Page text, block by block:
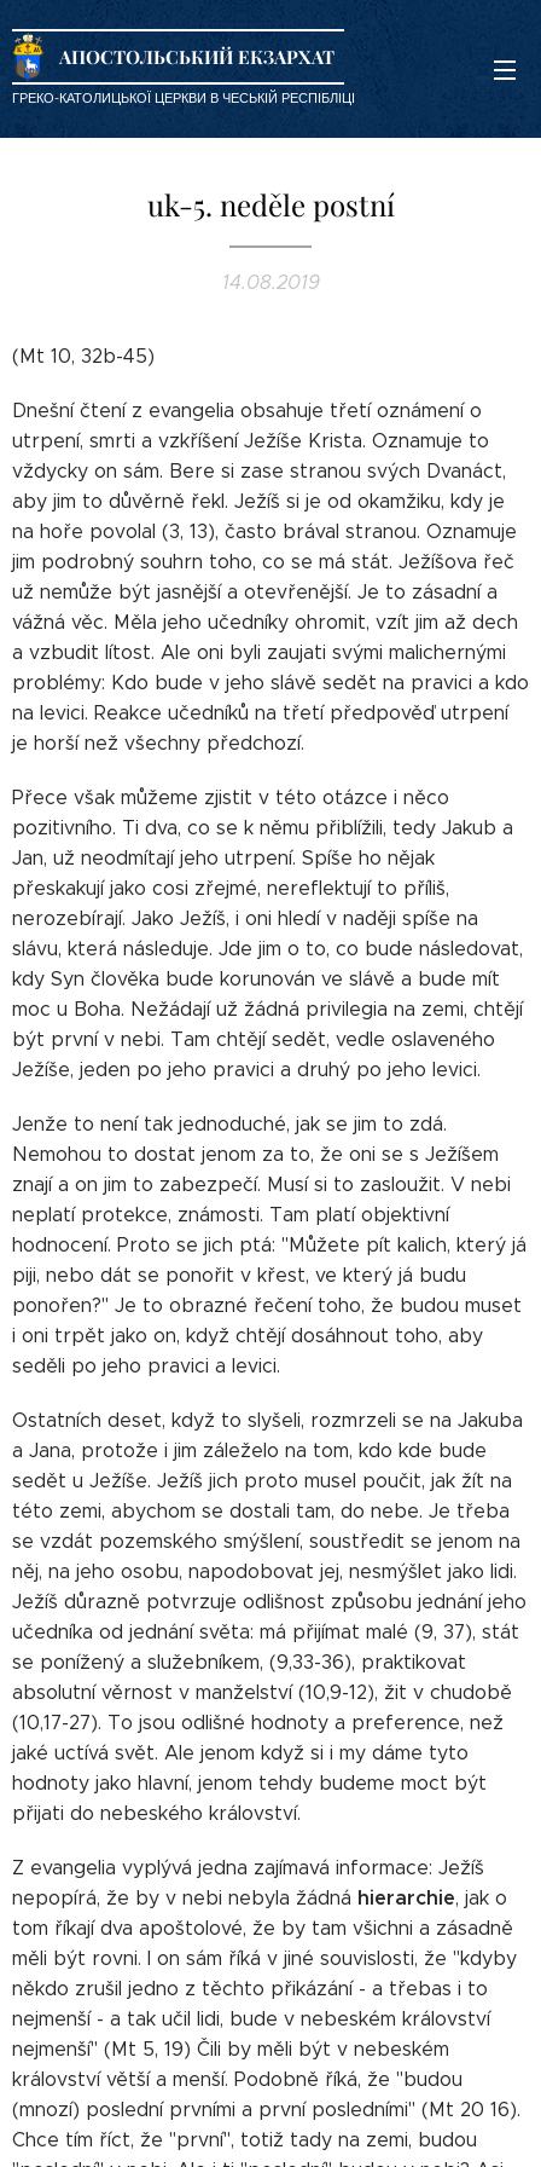
АПОСТОЛЬСЬКИЙ ЕКЗАРХАТ
ГРЕКО-КАТОЛИЦЬКОЇ ЦЕРКВИ В ЧЕСЬКІЙ РЕСПІБЛІЦІ
uk-5. neděle postní
14.08.2019
(Mt 10, 32b-45)
Dnešní čtení z evangelia obsahuje třetí oznámení o
utrpení, smrti a vzkříšení Ježíše Krista. Oznamuje to
vždycky on sám. Bere si zase stranou svých Dvanáct,
aby jim to důvěrně řekl. Ježíš si je od okamžiku, kdy je
na hoře povolal (3, 13), často brával stranou. Oznamuje
jim podrobný souhrn toho, co se má stát. Ježíšova řeč
už nemůže být jasnější a otevřenější. Je to zásadní a
vážná věc. Měla jeho učedníky ohromit, vzít jim až dech
a vzbudit lítost. Ale oni byli zaujati svými malichernými
problémy: Kdo bude v jeho slávě sedět na pravici a kdo
na levici. Reakce učedníků na třetí předpověď utrpení
je horší než všechny předchozí.
Přece však můžeme zjistit v této otázce i něco
pozitivního. Ti dva, co se k němu přiblížili, tedy Jakub a
Jan, už neodmítají jeho utrpení. Spíše ho nějak
přeskakují jako cosi zřejmé, nereflektují to příliš,
nerozebírají. Jako Ježíš, i oni hledí v naději spíše na
slávu, která následuje. Jde jim o to, co bude následovat,
kdy Syn člověka bude korunován ve slávě a bude mít
moc u Boha. Nežádají už žádná privilegia na zemi, chtějí
být první v nebi. Tam chtějí sedět, vedle oslaveného
Ježíše, jeden po jeho pravici a druhý po jeho levici.
Jenže to není tak jednoduché, jak se jim to zdá.
Nemohou to dostat jenom za to, že oni se s Ježíšem
znají a on jim to zabezpečí. Musí si to zasloužit. V nebi
neplatí protekce, známosti. Tam platí objektivní
hodnocení. Proto se jich ptá: "Můžete pít kalich, který já
piji, nebo dát se ponořit v křest, ve který já budu
ponořen?" Je to obrazné řečení toho, že budou muset
i oni trpět jako on, když chtějí dosáhnout toho, aby
seděli po jeho pravici a levici.
Ostatních deset, když to slyšeli, rozmrzeli se na Jakuba
a Jana, protože i jim záleželo na tom, kdo kde bude
sedět u Ježíše. Ježíš jich proto musel poučit, jak žít na
této zemi, abychom se dostali tam, do nebe. Je třeba
se vzdát pozemského smýšlení, soustředit se jenom na
něj, na jeho osobu, napodobovat jej, nesmýšlet jako lidi.
Ježíš důrazně potvrzuje odlišnost způsobu jednání jeho
učedníka od jednání světa: má přijímat malé (9, 37), stát
se ponížený a služebníkem, (9,33-36), praktikovat
absolutní věrnost v manželství (10,9-12), žit v chudobě
(10,17-27). To jsou odlišné hodnoty a preference, než
jaké uctívá svět. Ale jenom když si i my dáme tyto
hodnoty jako hlavní, jenom tehdy budeme moct být
přijati do nebeského království.
Z evangelia vyplývá jedna zajímavá informace: Ježíš
nepopírá, že by v nebi nebyla žádná hierarchie, jak o
tom říkají dva apoštolové, že by tam všichni a zásadně
měli být rovni. I on sám říká v jiné souvislosti, že "kdyby
někdo zrušil jedno z těchto přikázání - a třebas i to
nejmenší - a tak učil lidi, bude v nebeském království
nejmenší" (Mt 5, 19) Čili by měli být v nebeském
království větší a menší. Podobně říká, že "budou
(mnozí) poslední prvními a první posledními" (Mt 20 16).
Chce tím říct, že "první", totiž tady na zemi, budou